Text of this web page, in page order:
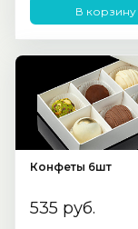
В корзину
Конфеты 6шт
535 руб.